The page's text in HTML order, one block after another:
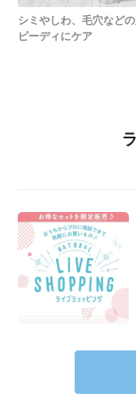
シミやしわ、毛穴など
ピーディにケア